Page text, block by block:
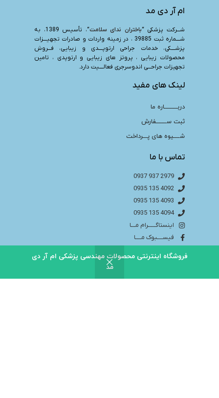
فروشگاه اینترنتی محصولات مهندسی پزشکی ام آر دی
مد
ام آر دی مد
شـــرکت پزشکی “باختران ندای سلامت
“، تأسیس 1389، به
شــــماره ثبت 39885 ، در زمینه واردات و صادرات تجهیــــزات
پزشــــکی، خدمات جراحی ارتوپــــدی و زیبایی، فـــروش
محصولات زیبایی ، پروتز های زیبایی و ارتوپدی ، تامین
تجهیزات جراحـــی اندوسرجری فعالــــیت دارد.
لینک های مفید
دربـــــــــاره ما
ثبت ســـــــفارش
شــــیوه های پـــرداخت
تماس با ما
2979 937 0937
4092 135 0935
4093 135 0935
4094 135 0935
اینستاگـــــرام مـــا
فیســــبوک مــــا